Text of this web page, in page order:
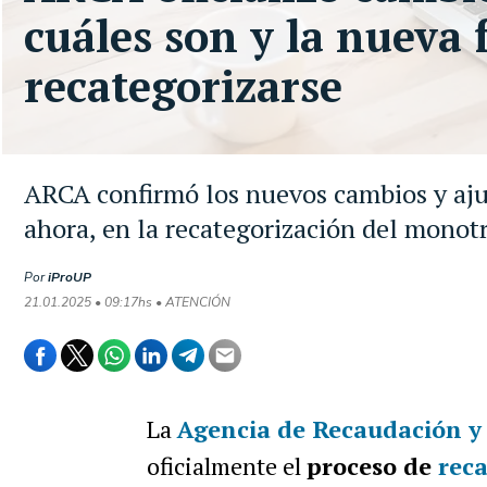
ARCA confirmó los nuevos cambios y
ahora, en la recategorización del
PoriProUP
21.01.2025 • 09:17hs • ATENCIÓN
cuáles son y la nueva
recategorizarse
LaAgencia de Recaudación
oficialmente elproceso de